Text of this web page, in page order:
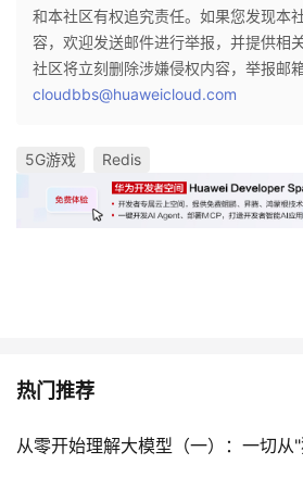
和本社区有权追究责任。如果您发现本
容，欢迎发送邮件进行举报，并提供相
社区将立刻删除涉嫌侵权内容，举报邮箱
cloudbbs@huaweicloud.com
5G游戏 Redis
热门推荐
从零开始理解大模型（一）：一切从